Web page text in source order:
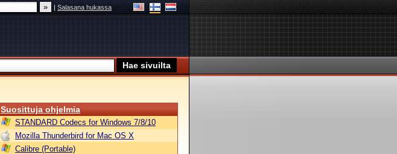
|Salasana hukassa
Suosittuja ohjelmia
STANDARD Codecs for Windows 7/8/10
Mozilla Thunderbird for Mac OS X
Calibre (Portable)